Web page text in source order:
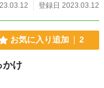
登録日 2023.03.12
お気に入り追加 2
かけ